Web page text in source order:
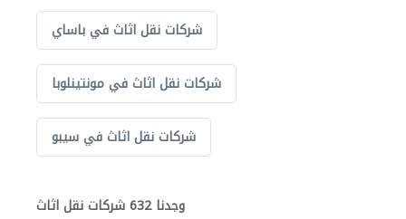
شركات نقل اثاث في باساي
شركات نقل اثاث في مونتينلوبا
شركات نقل اثاث في سيبو
وجدنا 632 شركات نقل اثاث